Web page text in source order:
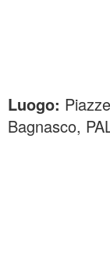
Luogo:
Bagnasco,